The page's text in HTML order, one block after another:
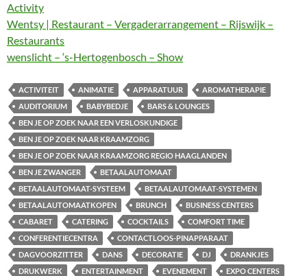
Activity
Wentsy | Restaurant – Vergaderarrangement – Rijswijk –
Restaurants
wenslicht – ‘s-Hertogenbosch – Show
ACTIVITEIT ANIMATIE APPARATUUR
AROMATHERAPIE
AUDITORIUM
BABYBEDJE
BARS & LOUNGES
BEN JE OP ZOEK NAAR EEN VERLOSKUNDIGE
BEN JE OP ZOEK NAAR KRAAMZORG
BEN JE OP ZOEK NAAR KRAAMZORG REGIO HAAGLANDEN
BEN JE ZWANGER
BETAALAUTOMAAT
BETAALAUTOMAAT-SYSTEEM
BETAALAUTOMAAT-SYSTEMEN
BETAALAUTOMAATKOPEN
BRUNCH
BUSINESS CENTERS
CABARET
CATERING COCKTAILS
COMFORT TIME
CONFERENTIECENTRA
CONTACTLOOS-PINAPPARAAT
DAGVOORZITTER
DANS DECORATIE DJ
DRANKJES
DRUKWERK
ENTERTAINMENT EVENEMENT
EXPO CENTERS